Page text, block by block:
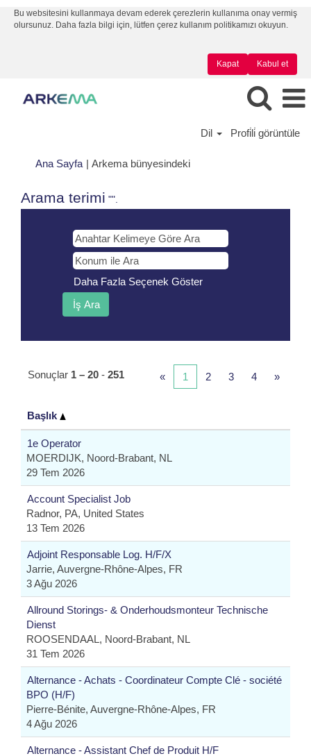
Bu websitesini kullanmaya devam ederek çerezlerin kullanıma onay vermiş
olursunuz. Daha fazla bilgi için, lütfen çerez kullanım politikamızı okuyun.
Kabul et
Kapat
Dil Profi̇li̇ görüntüle
Ana Sayfa | Arkema bünyesindeki(mevcut
Arama terimi "".
Daha Fazla Seçenek Göster
Sonuçlar 1 – 20 - 251 « 1 2 3 4 »
Başlık
1e Operator
MOERDIJK, Noord-Brabant, NL
29 Tem 2026
Account Specialist Job
Radnor, PA, United States
13 Tem 2026
Adjoint Responsable Log. H/F/X
Jarrie, Auvergne-Rhône-Alpes, FR
3 Ağu 2026
Allround Storings- & Onderhoudsmonteur Technische
Dienst
ROOSENDAAL, Noord-Brabant, NL
31 Tem 2026
Alternance - Achats - Coordinateur Compte Clé - société
BPO (H/F)
Pierre-Bénite, Auvergne-Rhône-Alpes, FR
4 Ağu 2026
Alternance - Assistant Chef de Produit H/F